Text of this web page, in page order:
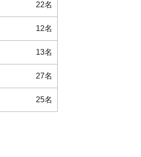
22名
12名
13名
27名
25名